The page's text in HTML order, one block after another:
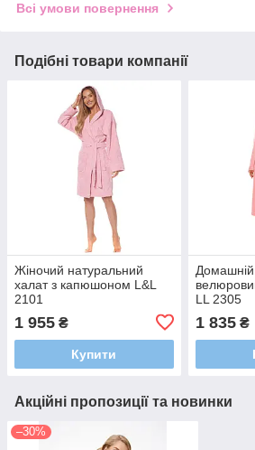
Всі умови повернення
Подібні товари компанії
Жіночий натуральний
халат з капюшоном L&L
2101
1 955 ₴
Купити
Домашній
LL 2305
1 835₴
Акційні пропозиції та новинки
–30%